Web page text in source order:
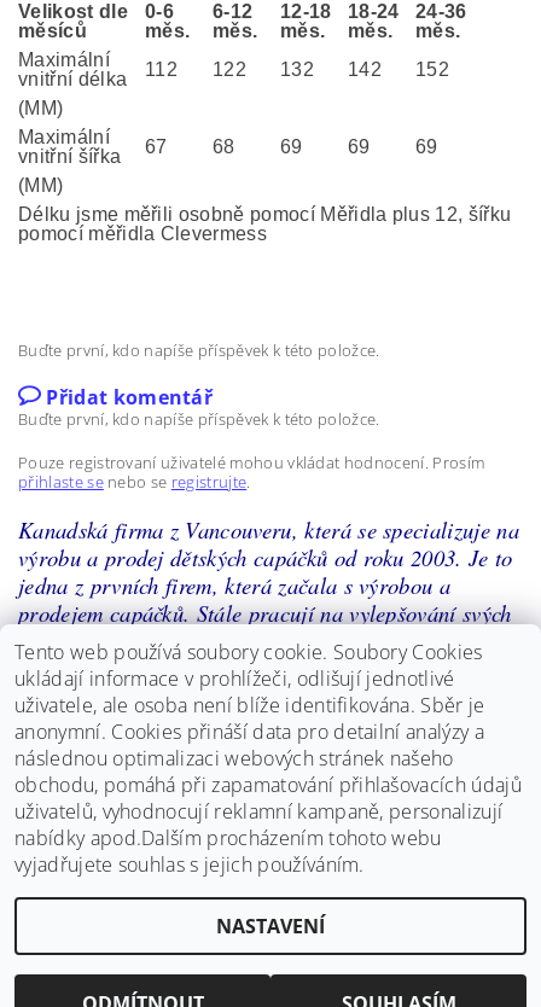
Velikost dle
měsíců
0-6
měs.
6-12
měs.
12-18
měs.
18-24
měs.
24-36
měs.
Maximální
vnitřní délka
112 122 132 142
152
(MM)
Maximální
vnitřní šířka
67 68 69 69
69
(MM)
Délku jsme měřili osobně pomocí Měřidla plus 12, šířku
pomocí měřidla Clevermess
Buďte první, kdo napíše příspěvek k této položce.
Přidat komentář
Buďte první, kdo napíše příspěvek k této položce.
Pouze registrovaní uživatelé mohou vkládat hodnocení. Prosím
přihlaste senebo se registrujte.
Kanadská firma z Vancouveru, která se specializuje na
výrobu a prodej dětských capáčků od roku 2003. Je to
jedna z prvních firem, která začala s výrobou a
prodejem capáčků. Stále pracují na vylepšování svých
produktů a chrlí nespočetné množství různých krásných
vzorů z pravé kůže. Capáčky jsou z té nejkvalitnější
měkkoučké kůže. Mají buďto celokoženou podrážku,
která je samozřejmě protiskluzová, ale v naší nabídce
naleznete i capáčky s gumovou podrážkou, které se
dají použít i na ven.
2026 ©Bosý chodec, všechna práva vyhrazenaUpravit nastavení cookies
Tento web používá soubory cookie. Soubory Cookies
ukládají informace v prohlížeči, odlišují jednotlivé
uživatele, ale osoba není blíže identifikována. Sběr je
anonymní. Cookies přináší data pro detailní analýzy a
následnou optimalizaci webových stránek našeho
obchodu, pomáhá při zapamatování přihlašovacích údajů
uživatelů, vyhodnocují reklamní kampaně, personalizují
nabídky apod.Dalším procházením tohoto webu
vyjadřujete souhlas s jejich používáním.
NASTAVENÍ